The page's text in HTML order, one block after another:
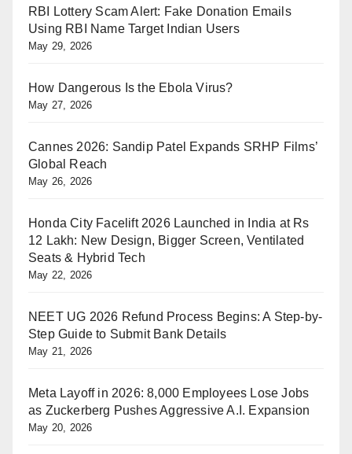
RBI Lottery Scam Alert: Fake Donation Emails
Using RBI Name Target Indian Users
May 29, 2026
How Dangerous Is the Ebola Virus?
May 27, 2026
Cannes 2026: Sandip Patel Expands SRHP Films’
Global Reach
May 26, 2026
Honda City Facelift 2026 Launched in India at Rs
12 Lakh: New Design, Bigger Screen, Ventilated
Seats & Hybrid Tech
May 22, 2026
NEET UG 2026 Refund Process Begins: A Step-by-
Step Guide to Submit Bank Details
May 21, 2026
Meta Layoff in 2026: 8,000 Employees Lose Jobs
as Zuckerberg Pushes Aggressive A.I. Expansion
May 20, 2026